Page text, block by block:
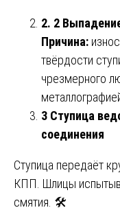
2. 2
Причина:
твёрдости
чрезмерного
3 Ступица
соединения
Ступица передаёт
КПП. Шлицы
смятия. 🛠️